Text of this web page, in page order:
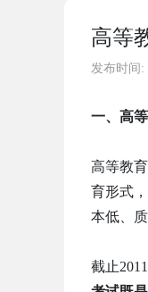
高等
发布时间:
一、高
高等教
育形式
本低、
截止